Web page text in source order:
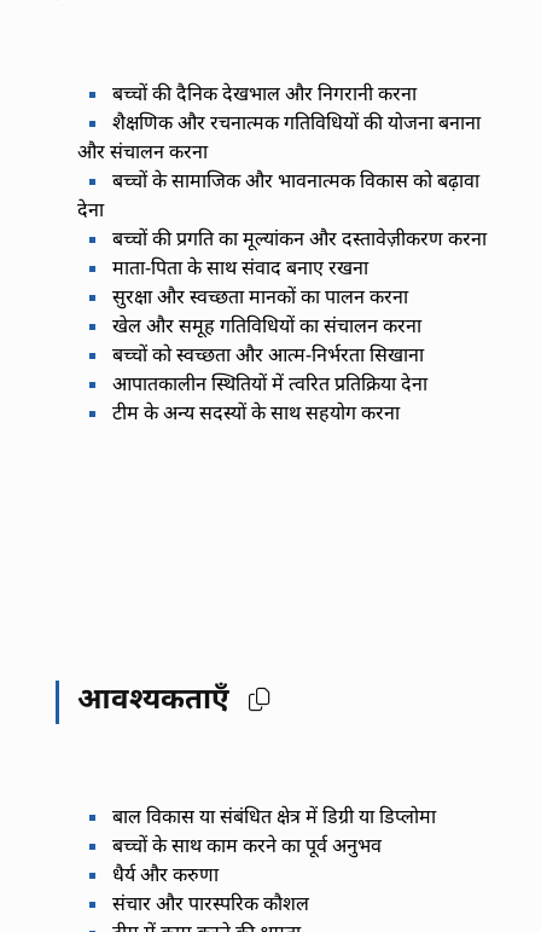
बच्चों की दैनिक देखभाल और निगरानी करना
शैक्षणिक और रचनात्मक गतिविधियों की योजना बनाना
और संचालन करना
बच्चों के सामाजिक और भावनात्मक विकास को बढ़ावा
देना
बच्चों की प्रगति का मूल्यांकन और दस्तावेज़ीकरण करना
माता-पिता के साथ संवाद बनाए रखना
सुरक्षा और स्वच्छता मानकों का पालन करना
खेल और समूह गतिविधियों का संचालन करना
बच्चों को स्वच्छता और आत्म-निर्भरता सिखाना
आपातकालीन स्थितियों में त्वरित प्रतिक्रिया देना
टीम के अन्य सदस्यों के साथ सहयोग करना
आवश्यकताएँ
बाल विकास या संबंधित क्षेत्र में डिग्री या डिप्लोमा
बच्चों के साथ काम करने का पूर्व अनुभव
धैर्य और करुणा
संचार और पारस्परिक कौशल